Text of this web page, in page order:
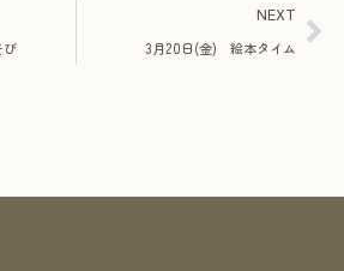
NEXT
3月20日(金) 絵本タイム